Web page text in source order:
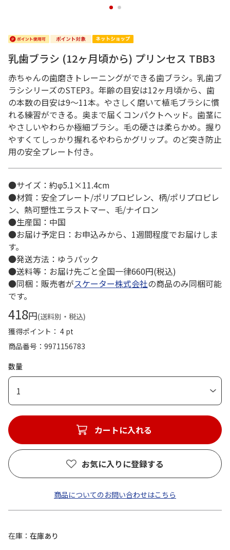
1 2
乳歯ブラシ (12ヶ月頃から) プリンセス TBB3
赤ちゃんの歯磨きトレーニングができる歯ブラシ。乳歯ブ
ラシシリーズのSTEP3。年齢の目安は12ヶ月頃から、歯
の本数の目安は9～11本。やさしく磨いて植毛ブラシに慣
れる練習ができる。奥まで届くコンパクトヘッド。歯茎に
やさしいやわらか極細ブラシ。毛の硬さは柔らかめ。握り
やすくてしっかり握れるやわらかグリップ。のど突き防止
用の安全プレート付き。
●サイズ：約φ5.1×11.4cm
●材質：安全プレート/ポリプロピレン、柄/ポリプロピレ
ン、熱可塑性エラストマー、毛/ナイロン
●生産国：中国
●お届け予定日：お申込みから、1週間程度でお届けしま
す。
●発送方法：ゆうパック
●送料等：お届け先ごと全国一律660円(税込)
●同梱：販売者がスケーター株式会社の商品のみ同梱可能
です。
418円(送料別・税込)
獲得ポイント： 4 pt
商品番号
9971156783
数量
1
カートに入れる
お気に入りに登録する
商品についてのお問い合わせはこちら
在庫
在庫あり